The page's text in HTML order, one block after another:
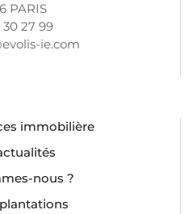
PARIS
30 27 99
ie.com
immobilière
nous ?